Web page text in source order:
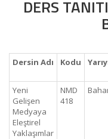
DERS
Dersin Adı Kodu
Yeni
Gelişen
Medyaya
Eleştirel
Yaklaşımlar
NMD
418